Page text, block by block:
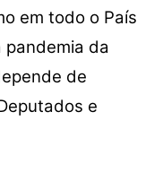
em todo o País
da
de
e